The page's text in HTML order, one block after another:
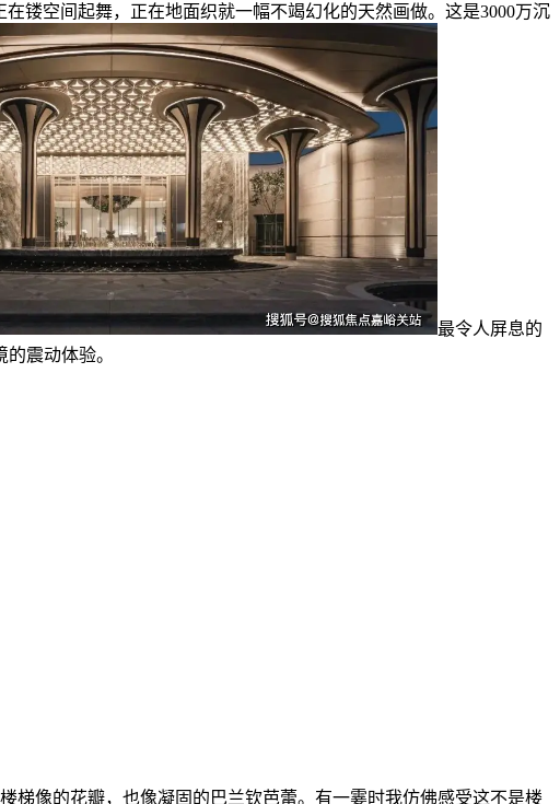
镂空间起舞，正在地面织就一幅不竭幻化的天然画做。这是3000万沉
最令人屏息的
震动体验。
梯像的花瓣，也像凝固的巴兰钦芭蕾。有一霎时我仿佛感受这不是楼